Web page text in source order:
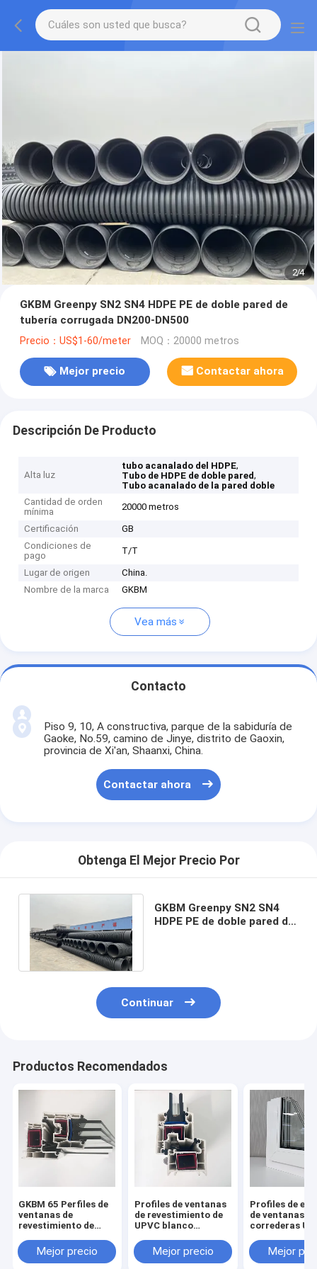
2/4
GKBM Greenpy SN2 SN4 HDPE PE de doble pared de
tubería corrugada DN200-DN500
Precio：US$1-60/meter MOQ：20000 metros
Mejor precio Contactar ahora
Descripción De Producto
Alta luz
tubo acanalado del HDPE,
Tubo de HDPE de doble pared,
Tubo acanalado de la pared doble
Cantidad de orden
mínima
20000 metros
Certificación
GB
Condiciones de
pago
T/T
Lugar de origen
China.
Nombre de la marca
GKBM
Vea más
Contacto
Piso 9, 10, A constructiva, parque de la sabiduría de
Gaoke, No.59, camino de Jinye, distrito de Gaoxin,
provincia de Xi'an, Shaanxi, China.
Contactar ahora
Obtenga El Mejor Precio Por
GKBM Greenpy SN2 SN4
HDPE PE de doble pared de
Continuar
Productos Recomendados
GKBM 65 Perfiles de
ventanas de
revestimiento de
interiores y
exteriores
Mejor precio
Profiles de ventanas
de revestimiento de
UPVC blanco
GKBM 60 Sereis
Mejor precio
Profiles de
de ventanas
correderas
Componentes
estructurales
Mejor